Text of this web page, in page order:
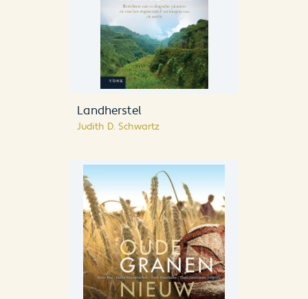
Landherstel
Judith D. Schwartz